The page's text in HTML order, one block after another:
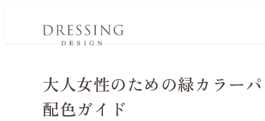
大人女性のための緑カラー
配色ガイド